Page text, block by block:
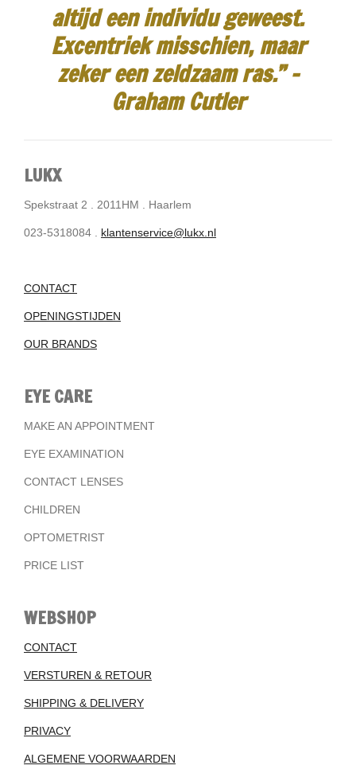
altijd een individu geweest.
Excentriek misschien, maar
zeker een zeldzaam ras.” -
Graham Cutler
LUKX
Spekstraat 2 . 2011HM . Haarlem
023-5318084 . klantenservice@lukx.nl
CONTACT
OPENINGSTIJDEN
OUR BRANDS
EYE CARE
MAKE AN APPOINTMENT
EYE EXAMINATION
CONTACT LENSES
CHILDREN
OPTOMETRIST
PRICE LIST
WEBSHOP
CONTACT
VERSTUREN & RETOUR
SHIPPING & DELIVERY
PRIVACY
ALGEMENE VOORWAARDEN